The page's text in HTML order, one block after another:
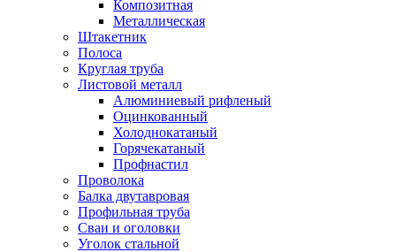
Композитная
Металлическая
Штакетник
Полоса
Круглая труба
Листовой металл
Алюминиевый рифленый
Оцинкованный
Холоднокатаный
Горячекатаный
Профнастил
Проволока
Балка двутавровая
Профильная труба
Сваи и оголовки
Уголок стальной